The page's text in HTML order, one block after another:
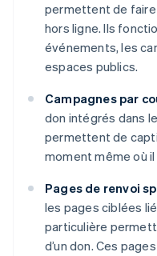
permettent de faire
hors ligne. Ils
événements, les
espaces publics.
Campagnes par
don intégrés dans
permettent de
moment même où
Pages de renvoi
les pages ciblées
particulière
d’un don. Ces